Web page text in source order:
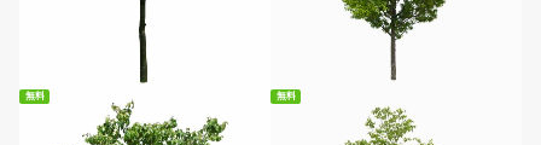
無料ダウンロード 無料ダウンロード
無料 無料